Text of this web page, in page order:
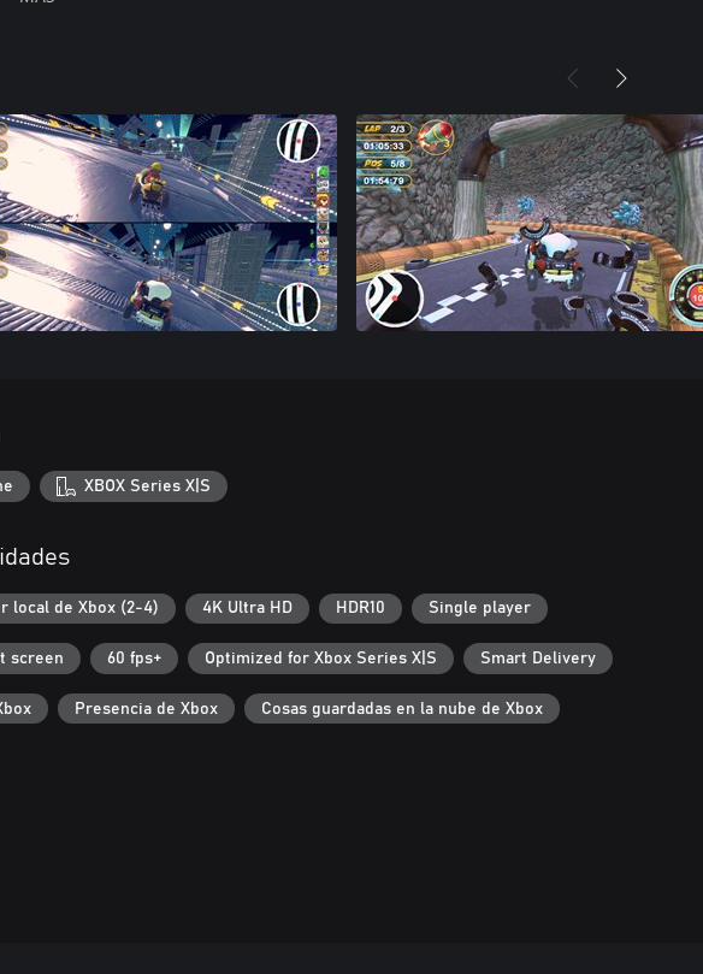
XBOX Series X|S
local de Xbox (2-4) 4K Ultra HD HDR10 Single player
screen 60 fps+ Optimized for Xbox Series X|S Smart Delivery
Presencia de Xbox Cosas guardadas en la nube de Xbox